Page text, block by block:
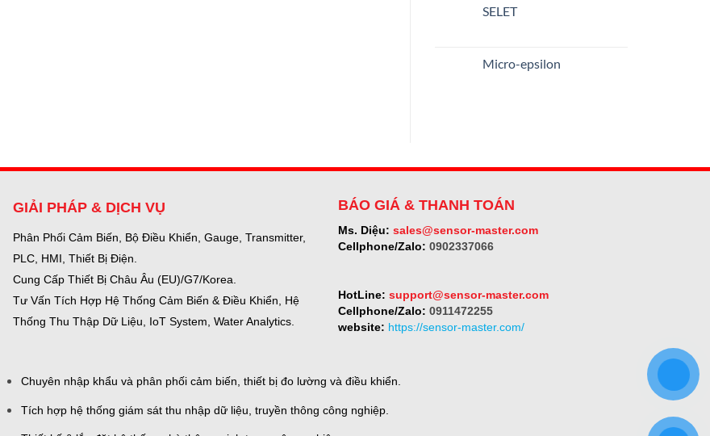
luận
ởSELET
luận
ởMicro-epsilon
GIẢI PHÁP & DỊCH VỤ
Phân Phối Cảm Biến, Bộ Điều Khiển, Gauge, Transmitter,
PLC, HMI, Thiết Bị Điện.
Cung Cấp Thiết Bị Châu Âu (EU)/G7/Korea.
Tư Vấn Tích Hợp Hệ Thống Cảm Biến & Điều Khiển, Hệ
Thống Thu Thập Dữ Liệu, IoT System, Water Analytics.
BÁO GIÁ & THANH TOÁN
Ms. Diệu: sales@sensor-master.com
Cellphone/Zalo: 0902337066
HotLine: support@sensor-master.com
Cellphone/Zalo: 0911472255
website: https://sensor-master.com/
Chuyên nhập khẩu và phân phối cảm biến, thiết bị đo lường và điều khiển.
Tích hợp hệ thống giám sát thu nhập dữ liệu, truyền thông công nghiệp.